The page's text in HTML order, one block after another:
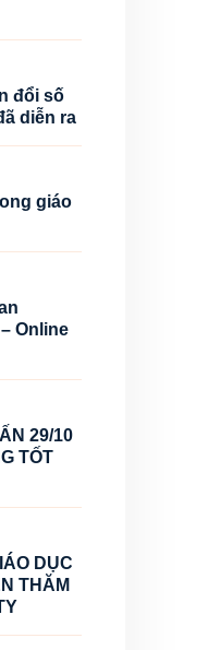
đổi số
diễn ra
giáo
Online
29/10
TỐT
DỤC
THĂM